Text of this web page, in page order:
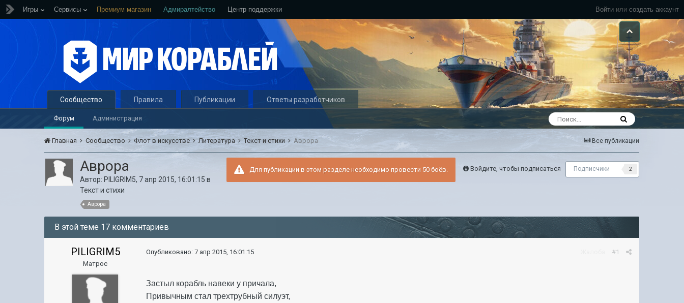
Войти или создать аккаунт
Игры Сервисы Премиум магазин Адмиралтейство Центр поддержки
Сообщество
Форум Администрация
Правила Публикации Ответы разработчиков
Все публикации
Главная Сообщество Флот в искусстве Литература Текст и стихи Аврора
Войдите, чтобы подписаться Подписчики 2
Для публикации в этом разделе необходимо провести 50 боёв.
Аврора
Автор: PILIGRIM5, 7 апр 2015, 16:01:15 в
Текст и стихи
Аврора
В этой теме 17 комментариев
PILIGRIM5
Матрос
#1
Опубликовано:7 апр 2015, 16:01:15
Застыл корабль навеки у причала,
Привычным стал трехтрубный силуэт,